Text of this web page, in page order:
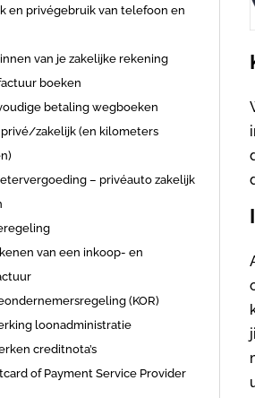
en privégebruik van telefoon en
van je zakelijke rekening
boeken
betaling wegboeken
privé/zakelijk (en kilometers
– privéauto zakelijk
van een inkoop- en
(KOR)
loonadministratie
creditnota’s
of Payment Service Provider